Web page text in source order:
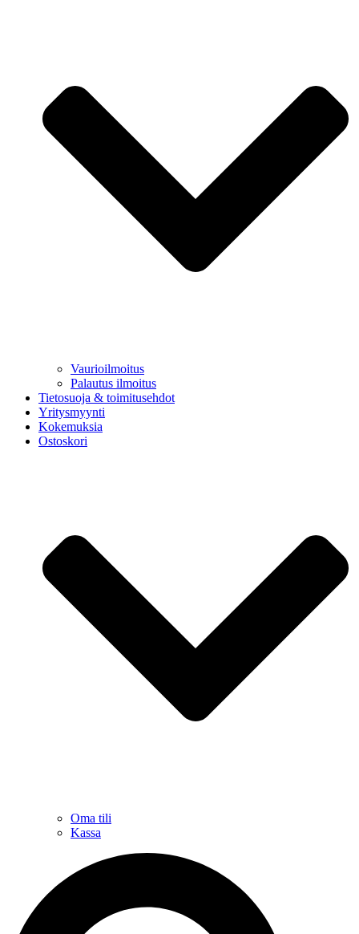
Vaurioilmoitus
Palautus ilmoitus
Tietosuoja & toimitusehdot
Yritysmyynti
Kokemuksia
Ostoskori
Oma tili
Kassa